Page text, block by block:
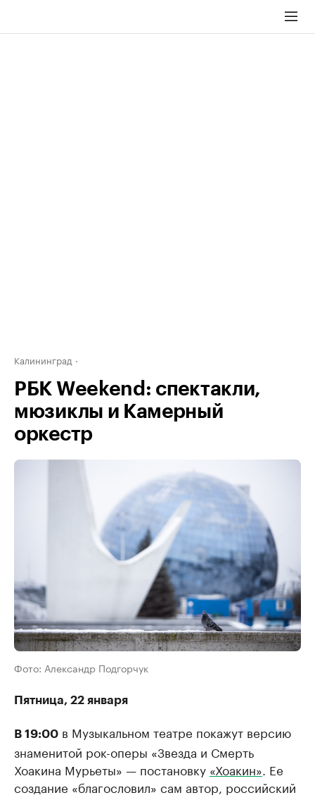
Калининград
РБК Weekend: спектакли,
мюзиклы и Камерный
оркестр
Фото: Александр Подгорчук
Пятница, 22 января
В 19:00 в Музыкальном театре покажут версию
знаменитой рок-оперы «Звезда и Смерть
Хоакина Мурьеты» — постановку «Хоакин» . Ее
создание «благословил» сам автор, российский